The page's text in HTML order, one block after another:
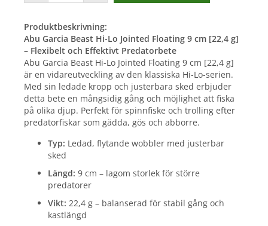
Produktbeskrivning:
Abu Garcia Beast Hi-Lo Jointed Floating 9 cm [22,4 g]
– Flexibelt och Effektivt Predatorbete
Abu Garcia Beast Hi-Lo Jointed Floating 9 cm [22,4 g]
är en vidareutveckling av den klassiska Hi-Lo-serien.
Med sin ledade kropp och justerbara sked erbjuder
detta bete en mångsidig gång och möjlighet att fiska
på olika djup. Perfekt för spinnfiske och trolling efter
predatorfiskar som gädda, gös och abborre.
Typ: Ledad, flytande wobbler med justerbar
sked
Längd: 9 cm – lagom storlek för större
predatorer
Vikt: 22,4 g – balanserad för stabil gång och
kastlängd